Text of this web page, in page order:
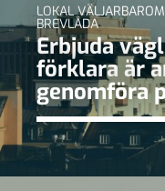
LOKAL
BREVLÅDA
Erbjuda
förklara är
genomföra